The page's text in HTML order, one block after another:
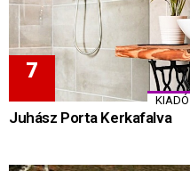
Juhász Porta Kerkafalva